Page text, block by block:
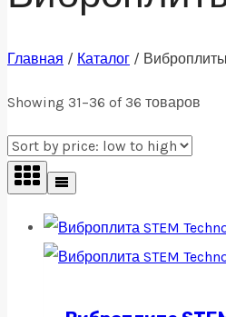
Главная / Каталог / Виброплиты
Showing 31–36 of 36 товаров